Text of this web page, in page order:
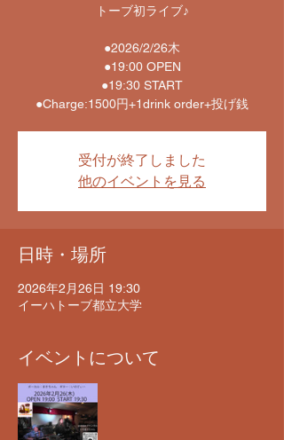
トーブ初ライブ♪
●2026/2/26木
●19:00 OPEN
●19:30 START
●Charge:1500円+1drink order+投げ銭
受付が終了しました
他のイベントを見る
日時・場所
2026年2月26日 19:30
イーハトーブ都立大学
イベントについて